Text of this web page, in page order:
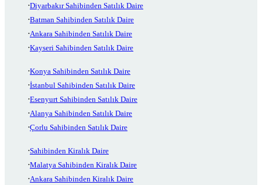
Diyarbakır Sahibinden Satılık Daire
Batman Sahibinden Satılık Daire
Ankara Sahibinden Satılık Daire
Kayseri Sahibinden Satılık Daire
Konya Sahibinden Satılık Daire
İstanbul Sahibinden Satılık Daire
Esenyurt Sahibinden Satılık Daire
Alanya Sahibinden Satılık Daire
Çorlu Sahibinden Satılık Daire
Sahibinden Kiralık Daire
Malatya Sahibinden Kiralık Daire
Ankara Sahibinden Kiralık Daire